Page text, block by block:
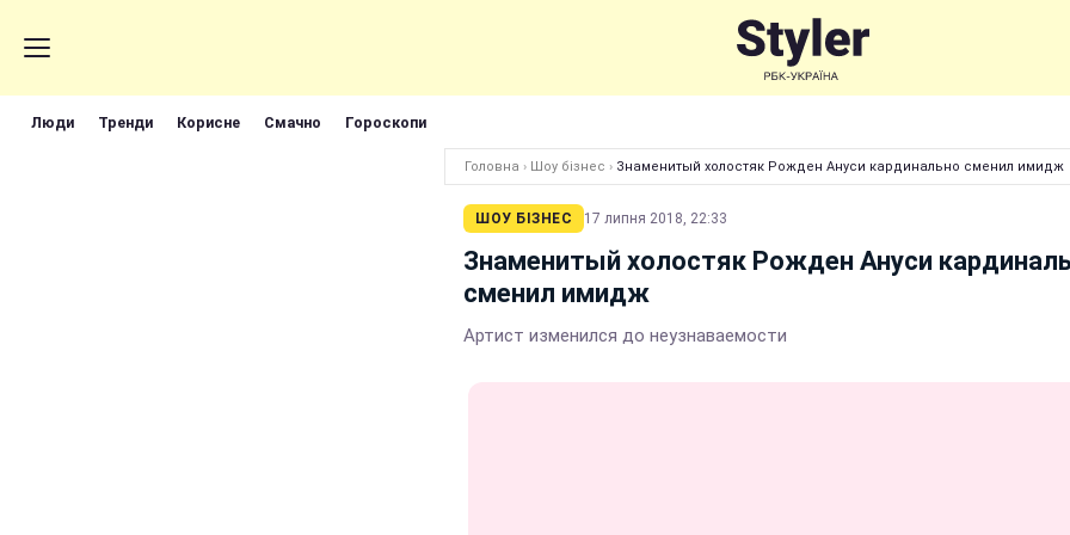
Люди Тренди Корисне Смачно Гороскопи
Головна › Шоу бізнес › Знаменитый холостяк Рожден Ануси кардинально сменил имидж
ШОУ БІЗНЕС 17 липня 2018, 22:33
Знаменитый холостяк Рожден Ануси
сменил имидж
Артист изменился до неузнаваемости